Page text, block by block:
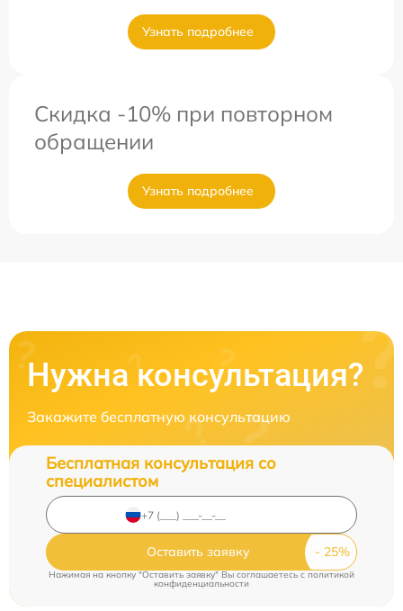
Узнать подробнее
Скидка -10% при повторном
обращении
Узнать подробнее
Нужна консультация?
Закажите бесплатную консультацию
Бесплатная консультация со
специалистом
Оставить заявку
Нажимая на кнопку "Оставить заявку" Вы соглашаетесь c политикой
конфиденциальности